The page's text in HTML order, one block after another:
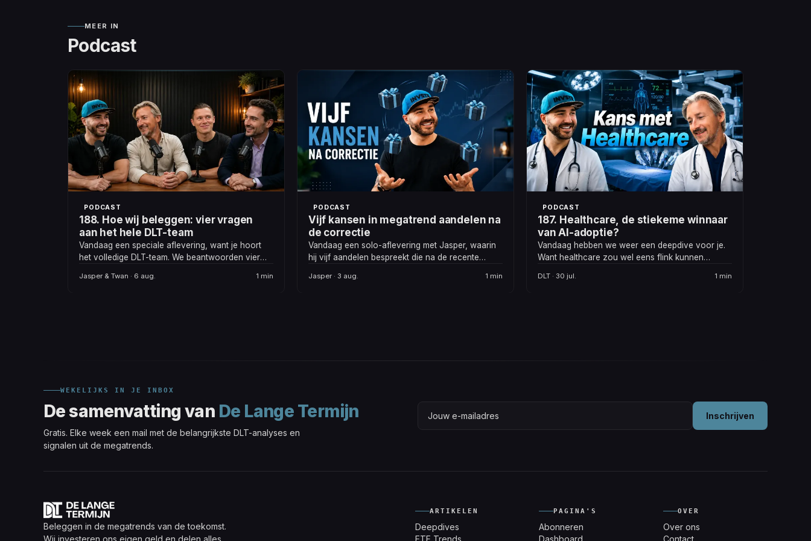
MEER IN
Podcast
PODCAST
188. Hoe wij beleggen: vier vragen
aan het hele DLT-team
Vandaag een speciale aflevering, want je hoort
het volledige DLT-team. We beantwoorden vier
Jasper & Twan · 6 aug. 1 min
PODCAST
Vijf kansen in megatrend aandelen na
de correctie
Vandaag een solo-aflevering met Jasper, waarin
hij vijf aandelen bespreekt die na de recente
Jasper · 3 aug. 1 min
PODCAST
187. Healthcare, de stiekeme winnaar
van AI-adoptie?
Vandaag hebben we weer een deepdive voor je.
Want healthcare zou wel eens flink kunnen
DLT · 30 jul. 1 min
WEKELIJKS IN JE INBOX
De samenvatting van De Lange Termijn
Gratis. Elke week een mail met de belangrijkste DLT-analyses en
signalen uit de megatrends.
Inschrijven
Beleggen in de megatrends van de toekomst.
Wij investeren ons eigen geld en delen alles
ARTIKELEN
Deepdives
ETF Trends
PAGINA'S
Abonneren
Dashboard
OVER
Over ons
Contact